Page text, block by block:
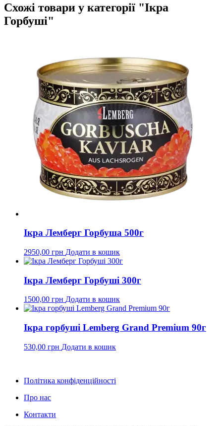
Схожі товари у категорії "Ікра
Горбуші"
Ікра Лемберг Горбуша 500г
2950,00 грн Додати в кошик
Ікра Лемберг Горбуші 300г
1500,00 грн Додати в кошик
Ікра горбуші Lemberg Grand Premium 90г
530,00 грн Додати в кошик
Політика конфіденційності
Про нас
Контакти